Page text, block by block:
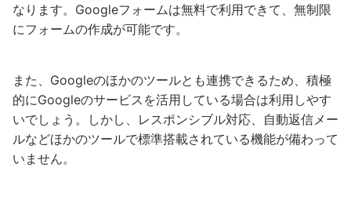
なります。Googleフォームは無料で利用できて、無制限
にフォームの作成が可能です。
また、Googleのほかのツールとも連携できるため、積極
的にGoogleのサービスを活用している場合は利用しやす
いでしょう。しかし、レスポンシブル対応、自動返信メー
ルなどほかのツールで標準搭載されている機能が備わって
いません。